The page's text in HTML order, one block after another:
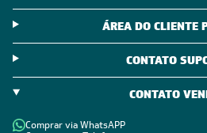
ÁREA DO CLIENTE
CONTATO
CONTATO
Comprar via WhatsAPP